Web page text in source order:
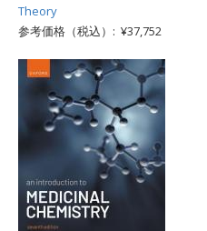
Theory
参考価格（税込）: ¥37,752